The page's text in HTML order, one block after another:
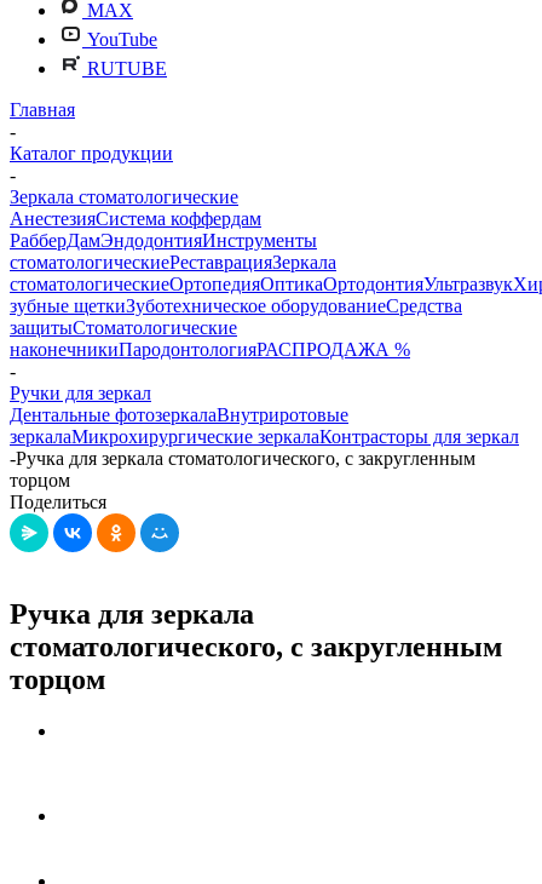
MAX
YouTube
RUTUBE
Главная
-
Каталог продукции
-
Зеркала стоматологические
АнестезияСистема коффердам
РабберДамЭндодонтияИнструменты
стоматологическиеРеставрацияЗеркала
стоматологическиеОртопедияОптикаОртодонтияУльтразвук
зубные щеткиЗуботехническое оборудованиеСредства
защитыСтоматологические
наконечникиПародонтологияРАСПРОДАЖА %
-
Ручки для зеркал
Дентальные фотозеркалаВнутриротовые
зеркалаМикрохирургические зеркалаКонтрасторы для зеркал
-Ручка для зеркала стоматологического, с закругленным
торцом
Поделиться
Ручка для зеркала
стоматологического, с закругленным
торцом